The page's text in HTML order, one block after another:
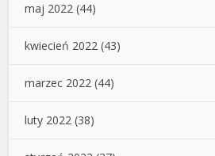
maj 2022 (44)
kwiecień 2022 (43)
marzec 2022 (44)
luty 2022 (38)